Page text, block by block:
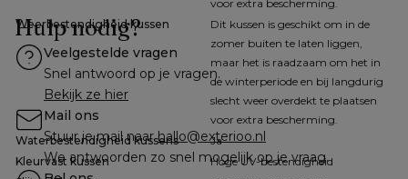
voor extra bescherming.
Weerbestendigheid kussen
Dit kussen is geschikt om in de
zomer buiten te laten liggen,
maar het is raadzaam om het in
de winterperiode en bij langdurig
slecht weer overdekt te plaatsen
voor extra bescherming.
Waterbestendigheid kussens
Ja
Kleurvast kussen
Hoge UV-bestendigheid
Hulp nodig?
Veelgestelde vragen
Snel antwoord op je vragen.
Bekijk ze hier
Mail ons
Stuur je mail naar hallo@exterioo.nl
We antwoorden zo snel mogelijk op je vraag.